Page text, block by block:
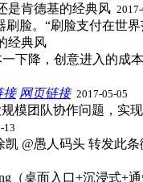
是肯德基的经典风
下降，创意进入的成
接 网页链接​ 2017-05-05
模团队协作问题，实
13
@愚人码头 转发此
（桌面入口+沉浸式+